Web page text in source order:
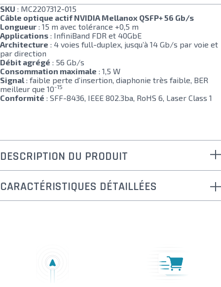
SKU : MC2207312-015
Câble optique actif NVIDIA Mellanox QSFP+ 56 Gb/s
Longueur : 15 m avec tolérance +0,5 m
Applications : InfiniBand FDR et 40GbE
Architecture : 4 voies full-duplex, jusqu’à 14 Gb/s par voie et
par direction
Débit agrégé : 56 Gb/s
Consommation maximale : 1,5 W
Signal : faible perte d’insertion, diaphonie très faible, BER
meilleur que 10-15
Conformité : SFF-8436, IEEE 802.3ba, RoHS 6, Laser Class 1
DESCRIPTION DU PRODUIT
CARACTÉRISTIQUES DÉTAILLÉES